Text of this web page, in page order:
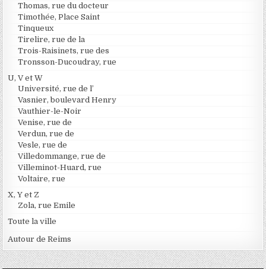
Thomas, rue du docteur
Timothée, Place Saint
Tinqueux
Tirelire, rue de la
Trois-Raisinets, rue des
Tronsson-Ducoudray, rue
U, V et W
Université, rue de l’
Vasnier, boulevard Henry
Vauthier-le-Noir
Venise, rue de
Verdun, rue de
Vesle, rue de
Villedommange, rue de
Villeminot-Huard, rue
Voltaire, rue
X, Y et Z
Zola, rue Emile
Toute la ville
Autour de Reims